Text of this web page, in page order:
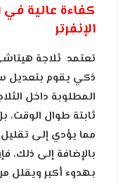
كفاءة عالية
الإنفرتر
ذكي يقوم بتعديل
المطلوبة داخل
ثابتة طوال الوقت،
مما يؤدي إلى
بالإضافة إلى ذلك،
بهدوء أكبر ويقلل